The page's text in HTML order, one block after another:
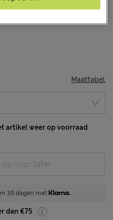
Maattabel
artikel weer op voorraad
op voor later
30 dagen met
dan €75